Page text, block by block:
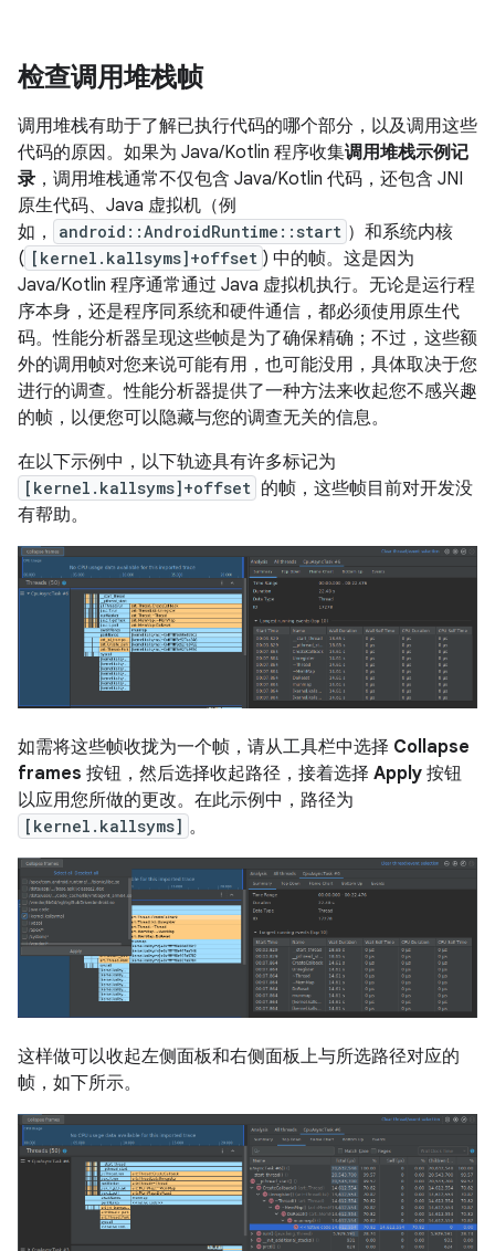
检查调用堆栈帧
调用堆栈有助于了解已执行代码的哪个部分，以及调用这些
代码的原因。如果为 Java/Kotlin 程序收集调用堆栈示例记
录 ，调用堆栈通常不仅包含 Java/Kotlin 代码，还包含 JNI
原生代码、Java 虚拟机（例
如，
android::AndroidRuntime::start ）和系统内核
( [kernel.kallsyms]+offset ) 中的帧。这是因为
Java/Kotlin 程序通常通过 Java 虚拟机执行。无论是运行程
序本身，还是程序同系统和硬件通信，都必须使用原生代
码。性能分析器呈现这些帧是为了确保精确；不过，这些额
外的调用帧对您来说可能有用，也可能没用，具体取决于您
进行的调查。性能分析器提供了一种方法来收起您不感兴趣
的帧，以便您可以隐藏与您的调查无关的信息。
在以下示例中，以下轨迹具有许多标记为
[kernel.kallsyms]+offset 的帧，这些帧目前对开发没
有帮助。
如需将这些帧收拢为一个帧，请从工具栏中选择 Collapse
frames 按钮，然后选择收起路径，接着选择 Apply 按钮
以应用您所做的更改。在此示例中，路径为
[kernel.kallsyms] 。
这样做可以收起左侧面板和右侧面板上与所选路径对应的
帧，如下所示。